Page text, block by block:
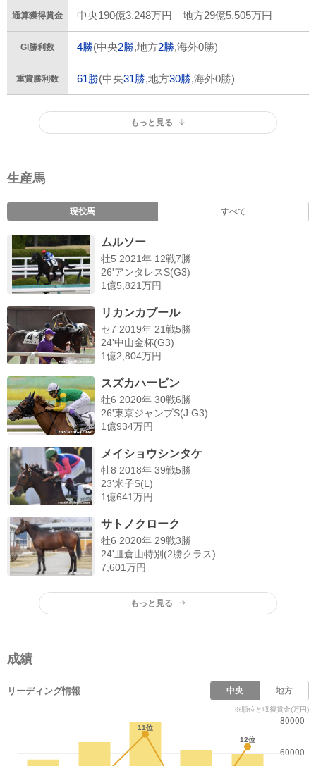
通算獲得賞金 中央190億3,248万円 地方29億5,505万円
GI勝利数 4勝(中央2勝,地方2勝,海外0勝)
重賞勝利数 61勝(中央31勝,地方30勝,海外0勝)
もっと見る
生産馬
現役馬 すべて
ムルソー
牡5 2021年 12戦7勝
26'アンタレスS(G3)
1億5,821万円
リカンカブール
セ7 2019年 21戦5勝
24'中山金杯(G3)
1億2,804万円
スズカハービン
牡6 2020年 30戦6勝
26'東京ジャンプS(J.G3)
1億934万円
メイショウシンタケ
牡8 2018年 39戦5勝
23'米子S(L)
1億641万円
サトノクローク
牡6 2020年 29戦3勝
24'皿倉山特別(2勝クラス)
7,601万円
もっと見る
成績
リーディング情報 中央 地方
※順位と収得賞金(万円)